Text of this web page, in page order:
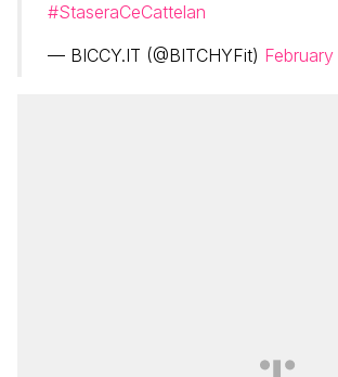
#StaseraCeCattelan
— BICCY.IT (@BITCHYFit)